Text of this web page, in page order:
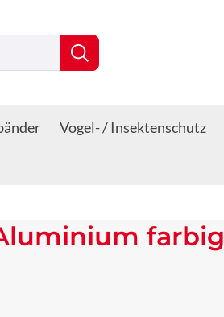
Vogel- / Insektenschutz
farbig